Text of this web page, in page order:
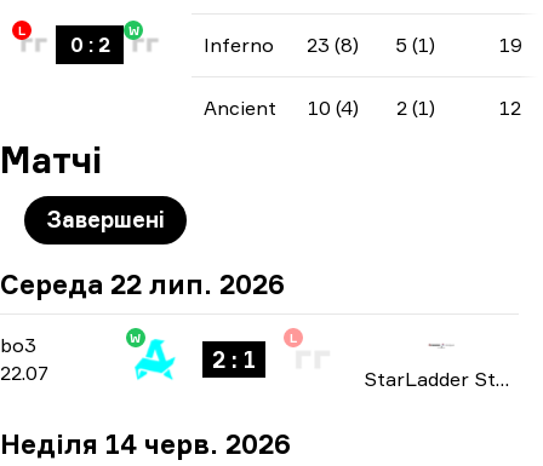
L
0 : 2
W
Inferno 23 (8) 5 (1) 19
Ancient 10 (4) 2 (1) 12
Матчі
Завершені
Середа 22 лип. 2026
bo3 -bo3
22.07
W
2 : 1
L
StarLadder StarSeries: European Qualifier Fall 2026
Неділя 14 черв. 2026